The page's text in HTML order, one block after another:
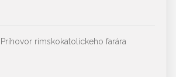
Príhovor rímskokatolíckeho farára